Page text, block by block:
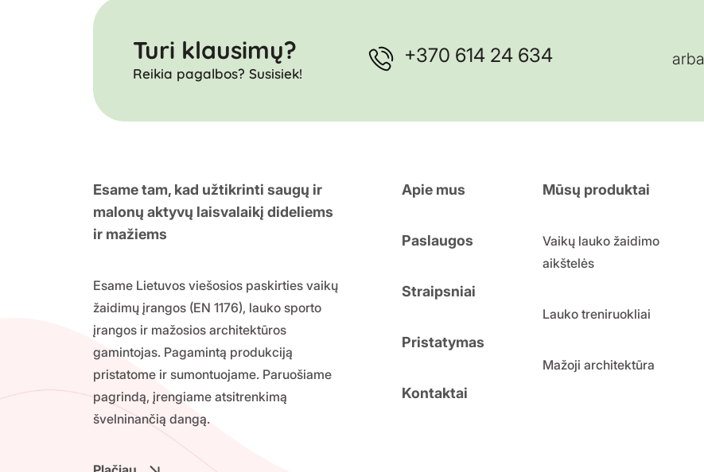
Turi klausimų?
Reikia pagalbos? Susisiek!
+370 614 24 634 arba
Esame tam, kad užtikrinti saugų ir
malonų aktyvų laisvalaikį dideliems
ir mažiems
Esame Lietuvos viešosios paskirties vaikų
žaidimų įrangos (EN 1176), lauko sporto
įrangos ir mažosios architektūros
gamintojas. Pagamintą produkciją
pristatome ir sumontuojame. Paruošiame
pagrindą, įrengiame atsitrenkimą
švelninančią dangą.
Apie mus
Paslaugos
Straipsniai
Pristatymas
Kontaktai
Mūsų produktai
Vaikų lauko žaidimo
aikštelės
Lauko treniruokliai
Mažoji architektūra